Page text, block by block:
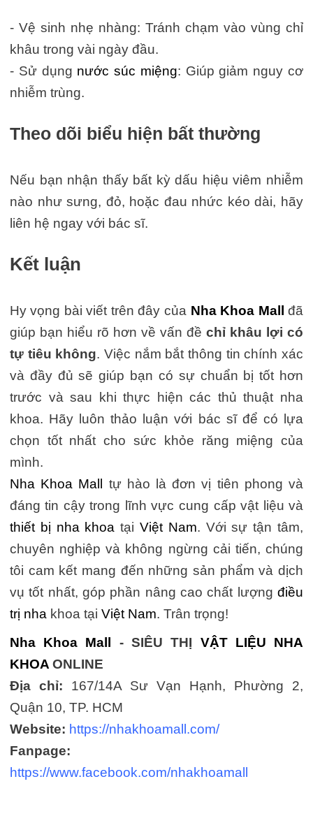
- Vệ sinh nhẹ nhàng: Tránh chạm vào vùng chỉ
khâu trong vài ngày đầu.
- Sử dụng nước súc miệng: Giúp giảm nguy cơ
nhiễm trùng.
Theo dõi biểu hiện bất thường
Nếu bạn nhận thấy bất kỳ dấu hiệu viêm nhiễm
nào như sưng, đỏ, hoặc đau nhức kéo dài, hãy
liên hệ ngay với bác sĩ.
Kết luận
Hy vọng bài viết trên đây của Nha Khoa Mall
đã
giúp bạn hiểu rõ hơn về vấn đềchỉ khâu lợi có
tự tiêu không. Việc nắm bắt thông tin chính xác
và đầy đủ sẽ giúp bạn có sự chuẩn bị tốt hơn
trước và sau khi thực hiện các thủ thuật nha
khoa. Hãy luôn thảo luận với bác sĩ để có lựa
chọn tốt nhất cho sức khỏe răng miệng của
mình.
Nha Khoa Mall
tự hào là đơn vị tiên phong và
đáng tin cậy trong lĩnh vực cung cấp vật liệu và
thiết bị nha khoa tạiViệt Nam. Với sự tận tâm,
chuyên nghiệp và không ngừng cải tiến, chúng
tôi cam kết mang đến những sản phẩm và dịch
vụ tốt nhất, góp phần nâng cao chất lượngđiều
trị nha khoa tại Việt Nam. Trân trọng!
Nha Khoa Mall
- SIÊU THỊ VẬT LIỆU NHA
KHOAONLINE
Địa chỉ: 167/14A Sư Vạn Hạnh, Phường 2,
Quận 10, TP. HCM
Website: https://nhakhoamall.com/
Fanpage:
https://www.facebook.com/nhakhoamall